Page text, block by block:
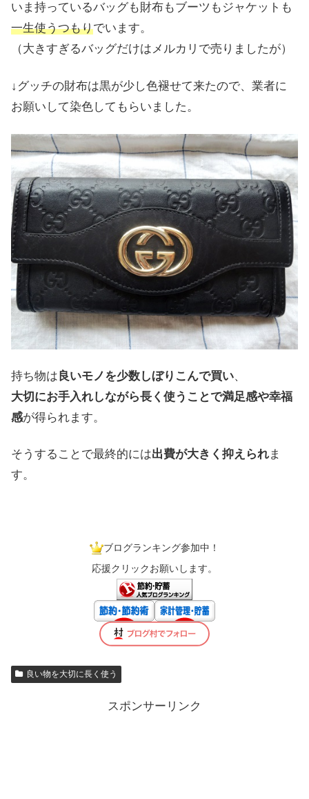
いま持っているバッグも財布もブーツもジャケットも
一生使うつもりでいます。
（大きすぎるバッグだけはメルカリで売りましたが）
↓グッチの財布は黒が少し色褪せて来たので、業者に
お願いして染色してもらいました。
持ち物は 良いモノを少数しぼりこんで買い、
大切にお手入れしながら長く使うことで満足感や幸福
感が得られます。
そうすることで最終的には出費が大きく抑えられま
す。
ブログランキング参加中！
応援クリックお願いします。
良い物を大切に長く使う
スポンサーリンク